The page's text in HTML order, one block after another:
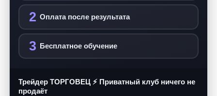
2 Оплата после результата
3 Бесплатное обучение
Трейдер ТОРГОВЕЦ ⚡ Приватный клуб ничего не
продаёт